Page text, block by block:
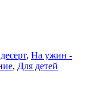
, На ужин -
, Для детей